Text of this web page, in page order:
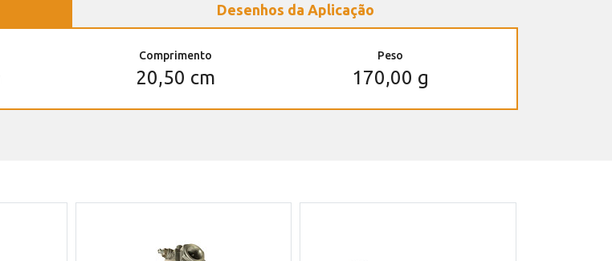
Desenhos da Aplicação
Comprimento
20,50 cm
Peso
170,00 g